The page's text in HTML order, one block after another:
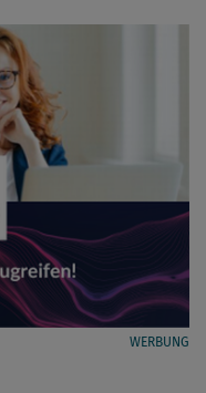
WERBUNG